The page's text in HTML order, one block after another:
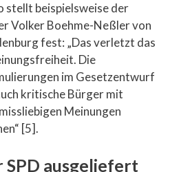
stellt beispielsweise der
Volker Boehme-Neßler von
fest: „Das verletzt das
Die
im Gesetzentwurf
kritische Bürger mit
Meinungen
[5].
SPD ausgeliefert